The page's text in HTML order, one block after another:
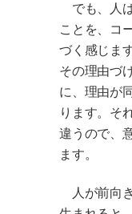
でも、人
ことを、コ
づく感じま
その理由づ
に、理由が
ります。そ
違うので、
ます。
人が前向